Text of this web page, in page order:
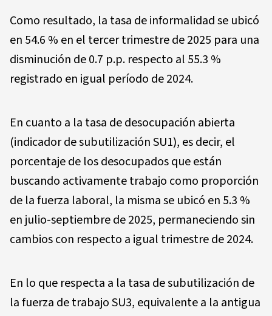
Como resultado, la tasa de informalidad se ubicó
en 54.6 % en el tercer trimestre de 2025 para una
disminución de 0.7 p.p. respecto al 55.3 %
registrado en igual período de 2024.
En cuanto a la tasa de desocupación abierta
(indicador de subutilización SU1), es decir, el
porcentaje de los desocupados que están
buscando activamente trabajo como proporción
de la fuerza laboral, la misma se ubicó en 5.3 %
en julio-septiembre de 2025, permaneciendo sin
cambios con respecto a igual trimestre de 2024.
En lo que respecta a la tasa de subutilización de
la fuerza de trabajo SU3, equivalente a la antigua